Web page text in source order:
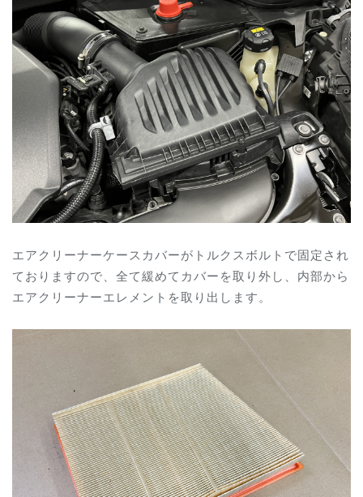
エアクリーナーケースカバーがトルクスボルトで固定され
ておりますので、全て緩めてカバーを取り外し、内部から
エアクリーナーエレメントを取り出します。